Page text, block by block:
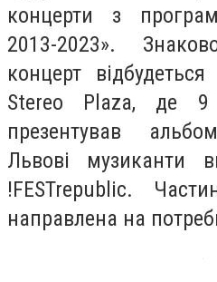
концерти з
2013-2023».
концерт
Stereo Plaza, де 9
презентував
Львові музиканти
!FESTrepublic.
направлена на